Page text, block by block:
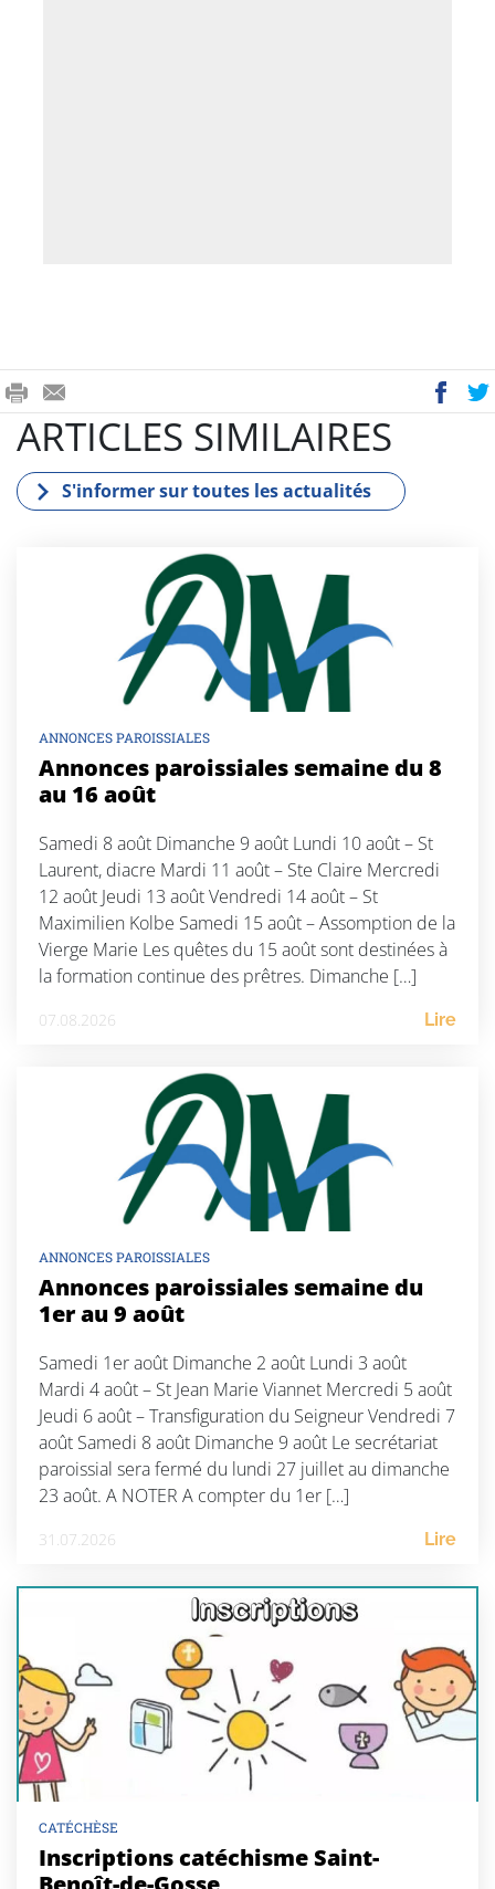
mail
ARTICLES SIMILAIRES
S'informer sur toutes les actualités
ANNONCES PAROISSIALES
Annonces paroissiales semaine du 8
au 16 août
Samedi 8 août Dimanche 9 août Lundi 10 août – St
Laurent, diacre Mardi 11 août – Ste Claire Mercredi
12 août Jeudi 13 août Vendredi 14 août – St
Maximilien Kolbe Samedi 15 août – Assomption de la
Vierge Marie Les quêtes du 15 août sont destinées à
la formation continue des prêtres. Dimanche […]
07.08.2026 Lire
ANNONCES PAROISSIALES
Annonces paroissiales semaine du
1er au 9 août
Samedi 1er août Dimanche 2 août Lundi 3 août
Mardi 4 août – St Jean Marie Viannet Mercredi 5 août
Jeudi 6 août – Transfiguration du Seigneur Vendredi 7
août Samedi 8 août Dimanche 9 août Le secrétariat
paroissial sera fermé du lundi 27 juillet au dimanche
23 août. A NOTER A compter du 1er […]
31.07.2026 Lire
CATÉCHÈSE
Inscriptions catéchisme Saint-